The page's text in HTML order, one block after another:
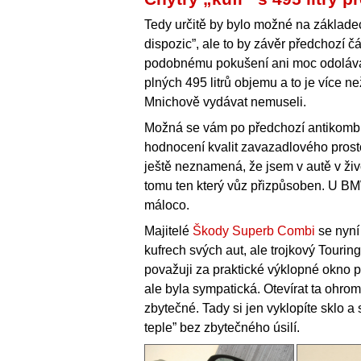
Tedy určitě by bylo možné na
dispozic”, ale to by závěr předchozí
podobnému pokušení ani moc
plných 495 litrů objemu a to je více
Mnichově vydávat nemuseli.
Možná se vám po předchozí
hodnocení kvalit zavazadlového
ještě neznamená, že jsem v autě v
tomu ten který vůz přizpůsoben. U
máloco.
Majitelé Škody Superb Combi se
kufrech svých aut, ale trojkový
považuji za praktické výklopné okno
ale byla sympatická. Otevírat ta
zbytečné. Tady si jen vyklopíte sklo a
teple” bez zbytečného úsilí.